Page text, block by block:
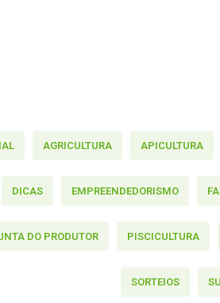
AGRICULTURA APICULTURA
DICAS EMPREENDEDORISMO
DO PRODUTOR PISCICULTURA
SORTEIOS